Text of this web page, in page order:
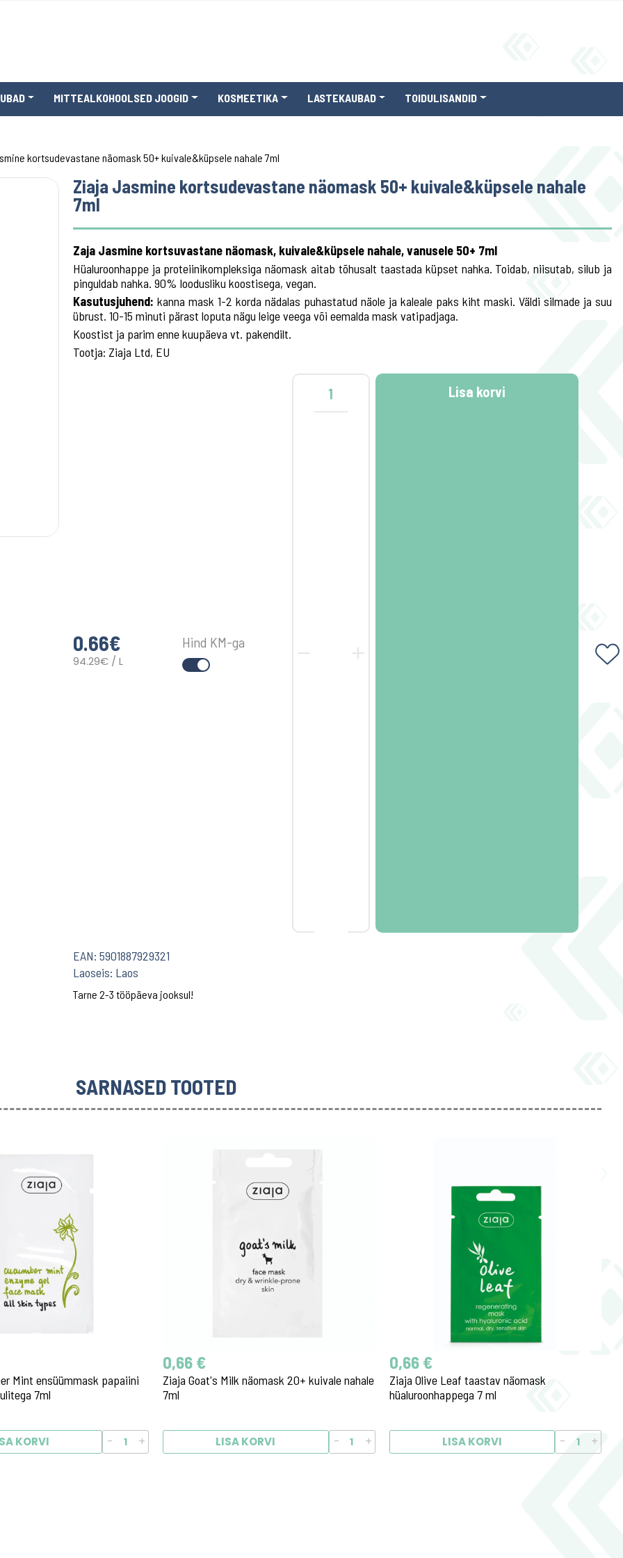
MITTEALKOHOOLSED JOOGID KOSMEETIKA LASTEKAUBAD TOIDULISANDID
kortsudevastane näomask 50+ kuivale&küpsele nahale 7ml
Ziaja Jasmine kortsudevastane näomask 50+ kuivale&küpsele nahale
7ml
Zaja Jasmine kortsuvastane näomask, kuivale&küpsele nahale, vanusele 50+ 7ml
Hüaluroonhappe ja proteiinikompleksiga näomask aitab tõhusalt taastada küpset nahka. Toidab, niisutab, silub ja
pinguldab nahka. 90% loodusliku koostisega, vegan.
Kasutusjuhend: kanna mask 1-2 korda nädalas puhastatud näole ja kaleale paks kiht maski. Väldi silmade ja suu
übrust. 10-15 minuti pärast loputa nägu leige veega või eemalda mask vatipadjaga.
Koostist ja parim enne kuupäeva vt. pakendilt.
Tootja: Ziaja Ltd, EU
0.66€
94.29€ / L
Hind KM-ga
Lisa korvi
EAN: 5901887929321
Laoseis: Laos
Tarne 2-3 tööpäeva jooksul!
SARNASED TOOTED
Mint ensüümmask papaiini
7ml
KORVI +
-
0,66 €
Ziaja Goat's Milk näomask 20+ kuivale nahale
7ml
LISA KORVI +
-
0,66 €
Ziaja Olive Leaf taastav näomask
hüaluroonhappega 7 ml
LISA KORVI +
-
salvrätid beebihoolduseks aloe veraga 200tkBaby Lindo niisked salvrätid beebihoolduseks niisutava kreemiga 80tk
7,48 € 3,40 €
BABYSANFT Hand & Face Wash Foam